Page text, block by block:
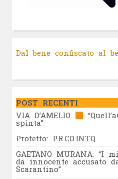
Dal bene confiscato al
POST RECENTI
VIA D’AMELIO
spinta”
Protetto: P.R.CO.INT.Q.
GAETANO MURANA: “I
da innocente accusato
Scarantino”